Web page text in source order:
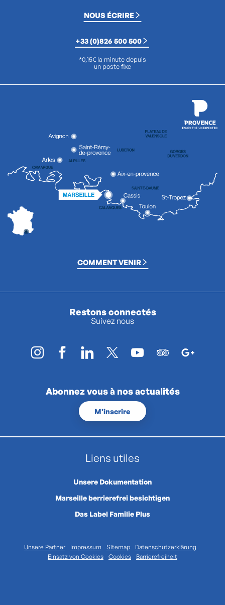
NOUS ÉCRIRE
+33 (0)826 500 500
*0,15€ la minute depuis
un poste fixe
COMMENT VENIR
Restons connectés
Suivez nous
Abonnez vous à nos actualités
M'inscrire
Liens utiles
Unsere Dokumentation
Marseille berrierefrei besichtigen
Das Label Familie Plus
Unsere Partner Impressum Sitemap
Datenschutzerklärung
Einsatz von Cookies
Cookies Barrierefreiheit